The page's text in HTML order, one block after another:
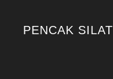
PENCAK SILAT